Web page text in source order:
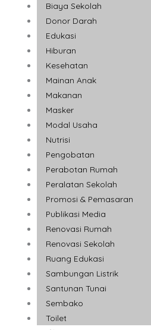
Biaya Sekolah
Donor Darah
Edukasi
Hiburan
Kesehatan
Mainan Anak
Makanan
Masker
Modal Usaha
Nutrisi
Pengobatan
Perabotan Rumah
Peralatan Sekolah
Promosi & Pemasaran
Publikasi Media
Renovasi Rumah
Renovasi Sekolah
Ruang Edukasi
Sambungan Listrik
Santunan Tunai
Sembako
Toilet